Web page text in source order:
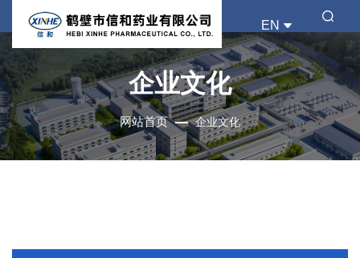
EN
企业文化
网站首页 企业文化